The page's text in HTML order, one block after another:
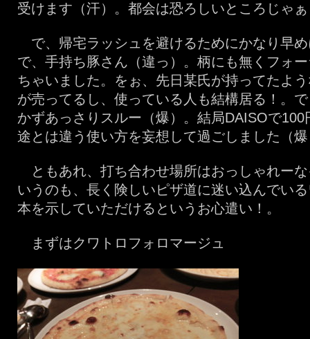
受けます（汗）。都会は恐ろしいところじゃ
で、帰宅ラッシュを避けるためにかなり早
で、手持ち豚さん（違っ）。柄にも無くフォ
ちゃいました。をぉ、先日某氏が持ってたよ
が売ってるし、使っている人も結構居る！。
かずあっさりスルー（爆）。結局DAISOで100
途とは違う使い方を妄想して過ごしました（
ともあれ、打ち合わせ場所はおっしゃれー
いうのも、長く険しいピザ道に迷い込んでい
本を示していただけるというお心遣い！。
まずはクワトロフォロマージュ